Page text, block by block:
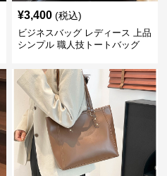
¥3,400 (税込)
ビジネスバッグ レディース 上品
シンプル 職人技トートバッグ